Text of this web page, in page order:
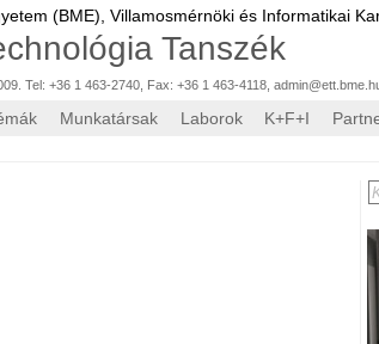
(BME), Villamosmérnöki és Informatikai
Tanszék
Tel: +36 1 463-2740, Fax: +36 1 463-4118
Munkatársak Laborok K+F+I